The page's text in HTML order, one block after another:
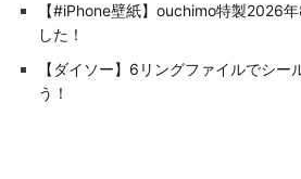
【#iPhone壁紙】ouchimo特製2026
した！
【ダイソー】6リングファイルでシー
う！